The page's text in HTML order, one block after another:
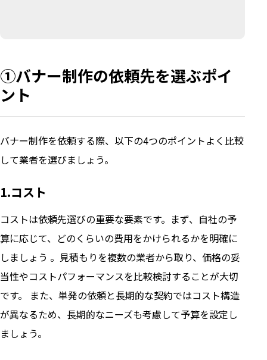
①バナー制作の依頼先を選ぶポイ
ント
バナー制作を依頼する際、以下の4つのポイントよく比較
して業者を選びましょう。
1.コスト
コストは依頼先選びの重要な要素です。まず、自社の予
算に応じて、どのくらいの費用をかけられるかを明確に
しましょう 。見積もりを複数の業者から取り、価格の妥
当性やコストパフォーマンスを比較検討することが大切
です。 また、単発の依頼と長期的な契約ではコスト構造
が異なるため、長期的なニーズも考慮して予算を設定し
ましょう。